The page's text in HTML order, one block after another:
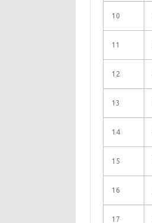
10
11
12
13
14
15
16
17